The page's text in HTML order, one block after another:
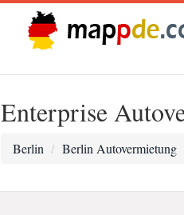
Enterprise
Berlin Berlin Autovermietung